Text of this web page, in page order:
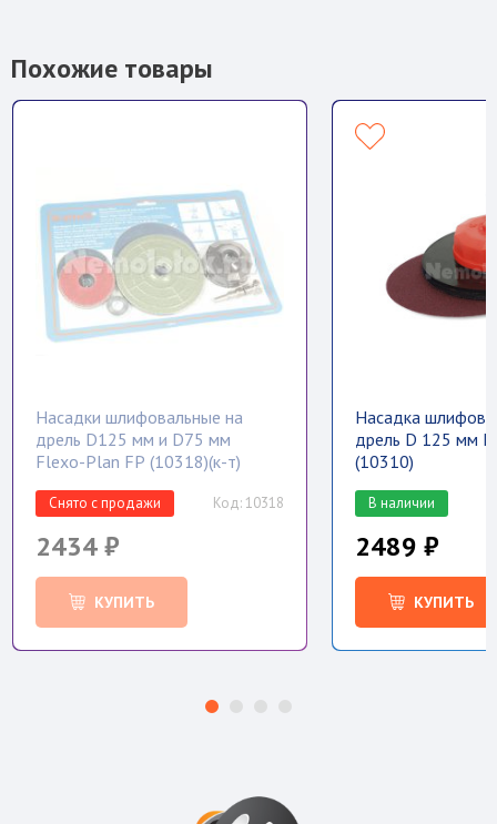
Похожие товары
Насадки шлифовальные на
дрель D125 мм и D75 мм
Flexo-Plan FP (10318)(к-т)
Снято с продажи Код: 10318
2434 ₽
КУПИТЬ
Насадка
дрель D 125 мм
(10310)
В наличии
2489 ₽
КУПИТЬ